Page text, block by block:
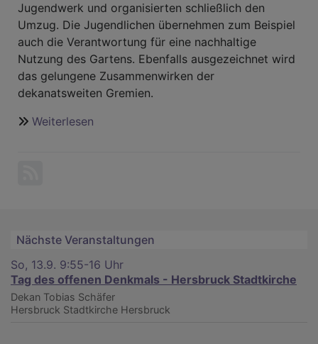
Jugendwerk und organisierten schließlich den
Umzug. Die Jugendlichen übernehmen zum Beispiel
auch die Verantwortung für eine nachhaltige
Nutzung des Gartens. Ebenfalls ausgezeichnet wird
das gelungene Zusammenwirken der
dekanatsweiten Gremien.
Weiterlesen
Nächste Veranstaltungen
So, 13.9. 9:55-16 Uhr
Tag des offenen Denkmals - Hersbruck Stadtkirche
Dekan Tobias Schäfer
Hersbruck Stadtkirche Hersbruck